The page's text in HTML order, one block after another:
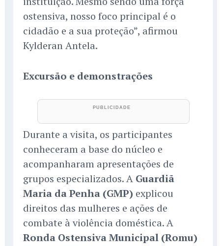
ostensiva, nosso foco principal é o
cidadão e a sua proteção”, afirmou
Kylderan Antela.
Excursão e demonstrações
Durante a visita, os participantes
conheceram a base do núcleo e
acompanharam apresentações de
grupos especializados. A Guardiã
Maria da Penha (GMP) explicou
direitos das mulheres e ações de
combate à violência doméstica. A
Ronda Ostensiva Municipal (Romu)